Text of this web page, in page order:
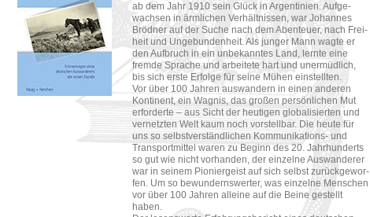
ab dem Jahr 1910 sein Glück in Ar­gen­ti­ni­en. Auf­ge­
wach­sen in ärm­li­chen Ver­hält­nis­sen, war Jo­han­nes
Bröd­ner auf der Suche nach dem Aben­teu­er, nach Frei­
heit und Un­ge­bun­den­heit. Als jun­ger Mann wagte er
den Auf­bruch in ein un­be­kann­tes Land, lern­te eine
frem­de Spra­che und ar­bei­te­te hart und un­er­müd­lich,
bis sich erste Er­fol­ge für seine Mühen ein­stell­ten.
Vor über 100 Jah­ren aus­wan­dern in einen an­de­ren
Kon­ti­nent, ein Wag­nis, das gro­ßen per­sön­li­chen Mut
er­for­der­te – aus Sicht der heu­ti­gen glo­ba­li­sier­ten und
ver­netz­ten Welt kaum noch vor­stell­bar. Die heute für
uns so selbst­ver­ständ­li­chen Kom­mu­ni­ka­ti­ons-​ und
Trans­port­mit­tel waren zu Be­ginn des 20. Jahr­hun­derts
so gut wie nicht vor­han­den, der ein­zel­ne Aus­wan­de­rer
war in sei­nem Pio­nier­geist auf sich selbst zu­rück­ge­wor­
fen. Um so be­wun­derns­wer­ter, was ein­zel­ne Men­schen
vor über 100 Jah­ren al­lei­ne auf die Beine ge­stellt
haben.